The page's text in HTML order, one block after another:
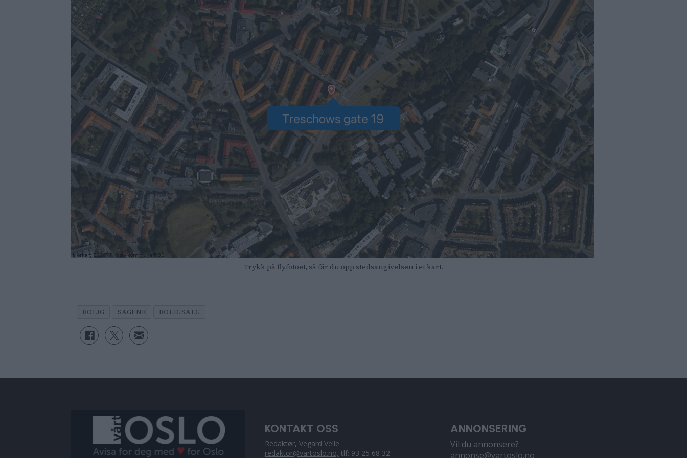
Trykk på flyfotoet, så får du opp stedsangivelsen i et kart.
BOLIG SAGENE BOLIGSALG
KONTAKT OSS
Redaktør, Vegard Velle
redaktor@vartoslo.no, tlf: 93 25 68 32
ANNONSERING
Vil du annonsere?
annonse@vartoslo.no